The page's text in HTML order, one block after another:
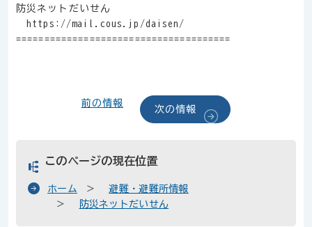
防災ネットだいせん
https://mail.cous.jp/daisen/
======================================
前の情報
次の情報
このページの現在位置
ホーム
避難・避難所情報
防災ネットだいせん